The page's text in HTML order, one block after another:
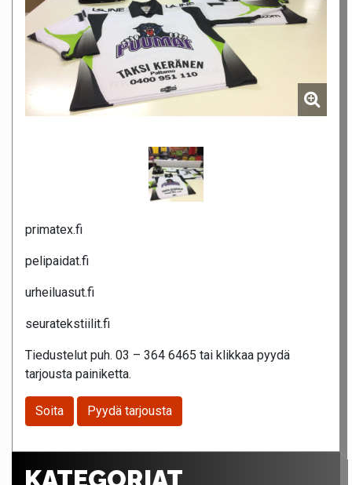
primatex.fi
pelipaidat.fi
urheiluasut.fi
seuratekstiilit.fi
Tiedustelut puh. 03 – 364 6465 tai klikkaa pyydä
tarjousta painiketta.
Soita Pyydä tarjousta